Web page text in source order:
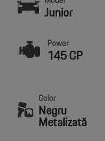
Junior
Power
145 CP
Color
Negru
Metalizată